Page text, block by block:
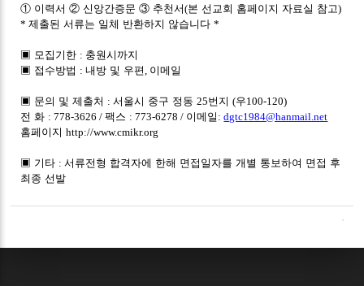
① 이력서②신앙간증문③ 추천서(본 선교회 홈페이지 자료실 참고)
*제출된 서류는 일체 반환하지 않습니다*
▣ 모집기한 : 충원시까지
▣ 접수방법 :내방 및 우편 이메일
▣ 문의 및 제출처 :서울시 중구 정동25번지(우100-120)
전 화 : 778-3626 /팩스 : 773-6278 / 이메일 :dgtc1984@hanmail.net
홈페이지http://www.cmikr.org
▣ 기타 :서류전형 합격자에 한해 면접일자를 개별 통보하여 면접 후
최종 선발